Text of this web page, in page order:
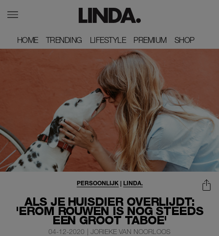
HOME
HOME TRENDING
TRENDING LIFESTYLE
LIFESTYLE PREMIUM
PREMIUM SHOP
SHOP
ALS JE HUISDIER OVERLIJDT:
'EROM ROUWEN IS NOG STEEDS
EEN GROOT TABOE'
PERSOONLIJK | LINDA.
04-12-2020 | JORIEKE VAN NOORLOOS